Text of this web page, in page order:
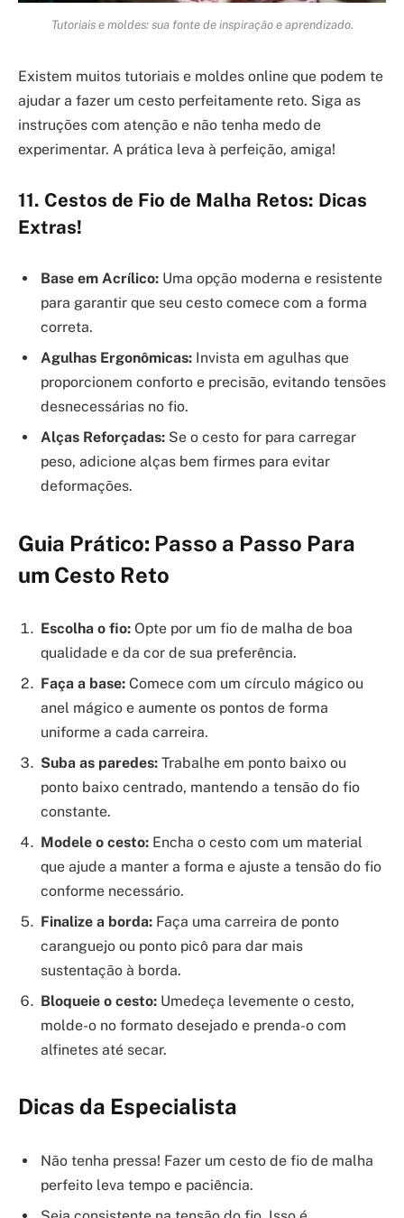
Tutoriais e moldes: sua fonte de inspiração e aprendizado.
Existem muitos tutoriais e moldes online que podem te
ajudar a fazer um cesto perfeitamente reto. Siga as
instruções com atenção e não tenha medo de
experimentar. A prática leva à perfeição, amiga!
11. Cestos de Fio de Malha Retos: Dicas
Extras!
Base em Acrílico: Uma opção moderna e resistente
para garantir que seu cesto comece com a forma
correta.
Agulhas Ergonômicas: Invista em agulhas que
proporcionem conforto e precisão, evitando tensões
desnecessárias no fio.
Alças Reforçadas: Se o cesto for para carregar
peso, adicione alças bem firmes para evitar
deformações.
Guia Prático: Passo a Passo Para
um Cesto Reto
Escolha o fio: Opte por um fio de malha de boa
qualidade e da cor de sua preferência.
Faça a base: Comece com um círculo mágico ou
anel mágico e aumente os pontos de forma
uniforme a cada carreira.
Suba as paredes: Trabalhe em ponto baixo ou
ponto baixo centrado, mantendo a tensão do fio
constante.
Modele o cesto: Encha o cesto com um material
que ajude a manter a forma e ajuste a tensão do fio
conforme necessário.
Finalize a borda: Faça uma carreira de ponto
caranguejo ou ponto picô para dar mais
sustentação à borda.
Bloqueie o cesto: Umedeça levemente o cesto,
molde-o no formato desejado e prenda-o com
alfinetes até secar.
Dicas da Especialista
Não tenha pressa! Fazer um cesto de fio de malha
perfeito leva tempo e paciência.